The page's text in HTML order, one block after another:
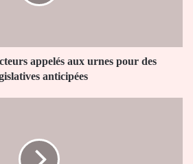
appelés aux urnes pour des
anticipées